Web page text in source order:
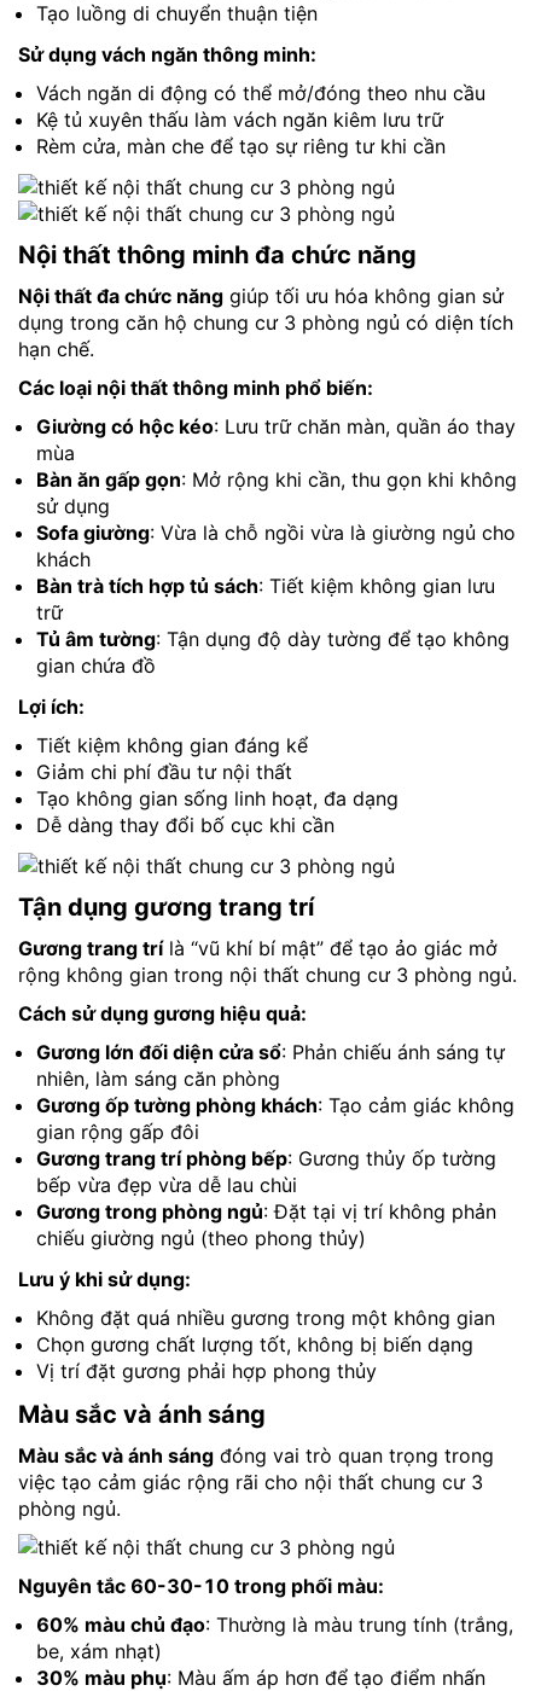
Tạo luồng di chuyển thuận tiện
Sử dụng vách ngăn thông minh:
Vách ngăn di động có thể mở/đóng theo nhu cầu
Kệ tủ xuyên thấu làm vách ngăn kiêm lưu trữ
Rèm cửa, màn che để tạo sự riêng tư khi cần
Nội thất thông minh đa chức năng
Nội thất đa chức năng giúp tối ưu hóa không gian sử
dụng trong căn hộ chung cư 3 phòng ngủ có diện tích
hạn chế.
Các loại nội thất thông minh phổ biến:
Giường có hộc kéo: Lưu trữ chăn màn, quần áo thay
mùa
Bàn ăn gấp gọn: Mở rộng khi cần, thu gọn khi không
sử dụng
Sofa giường: Vừa là chỗ ngồi vừa là giường ngủ cho
khách
Bàn trà tích hợp tủ sách: Tiết kiệm không gian lưu
trữ
Tủ âm tường: Tận dụng độ dày tường để tạo không
gian chứa đồ
Lợi ích:
Tiết kiệm không gian đáng kể
Giảm chi phí đầu tư nội thất
Tạo không gian sống linh hoạt, đa dạng
Dễ dàng thay đổi bố cục khi cần
Tận dụng gương trang trí
Gương trang trílà “vũ khí bí mật” để tạo ảo giác mở
rộng không gian trong nội thất chung cư 3 phòng ngủ.
Cách sử dụng gương hiệu quả:
Gương lớn đối diện cửa sổ: Phản chiếu ánh sáng tự
nhiên, làm sáng căn phòng
Gương ốp tường phòng khách: Tạo cảm giác không
gian rộng gấp đôi
Gương trang trí phòng bếp: Gương thủy ốp tường
bếp vừa đẹp vừa dễ lau chùi
Gương trong phòng ngủ: Đặt tại vị trí không phản
chiếu giường ngủ (theo phong thủy)
Lưu ý khi sử dụng:
Không đặt quá nhiều gương trong một không gian
Chọn gương chất lượng tốt, không bị biến dạng
Vị trí đặt gương phải hợp phong thủy
Màu sắc và ánh sáng
Màu sắc và ánh sáng đóng vai trò quan trọng trong
việc tạo cảm giác rộng rãi cho nội thất chung cư 3
phòng ngủ.
Nguyên tắc 60-30-10 trong phối màu:
60% màu chủ đạo: Thường là màu trung tính (trắng,
be, xám nhạt)
30% màu phụ: Màu ấm áp hơn để tạo điểm nhấn